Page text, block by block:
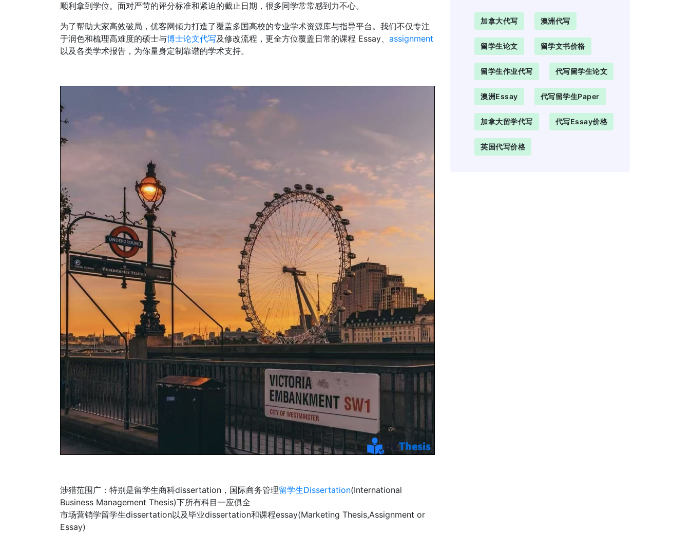
顺利拿到学位。面对严苛的评分标准和紧迫的截止日期，很多同学常常感到力不心。
为了帮助大家高效破局，优客网倾力打造了覆盖多国高校的专业学术资源库与指导平台。我们不仅专注
于润色和梳理高难度的硕士与博士论文代写及修改流程，更全方位覆盖日常的课程 Essay、 assignment
以及各类学术报告，为你量身定制靠谱的学术支持。
涉猎范围广：特别是留学生商科dissertation，国际商务管理留学生Dissertation(International
Business Management Thesis)下所有科目一应俱全
市场营销学留学生dissertation以及毕业dissertation和课程essay(Marketing Thesis,Assignment or
Essay)
加拿大代写 澳洲代写
留学生论文 留学文书价格
留学生作业代写 代写留学生论文
澳洲Essay 代写留学生paper
加拿大留学代写 代写essay价格
英国代写价格